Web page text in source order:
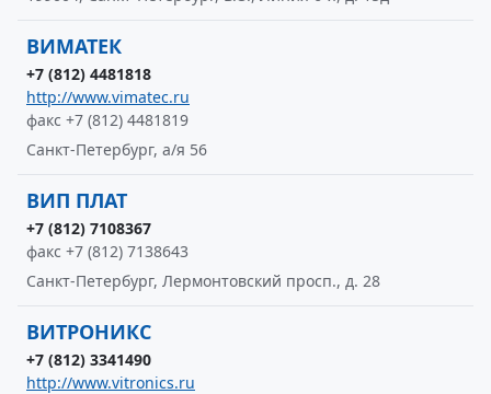
ВИМАТЕК
+7 (812) 4481818
http://www.vimatec.ru
факс +7 (812) 4481819
Санкт-Петербург, а/я 56
ВИП ПЛАТ
+7 (812) 7108367
факс +7 (812) 7138643
Санкт-Петербург, Лермонтовский просп., д. 28
ВИТРОНИКС
+7 (812) 3341490
http://www.vitronics.ru